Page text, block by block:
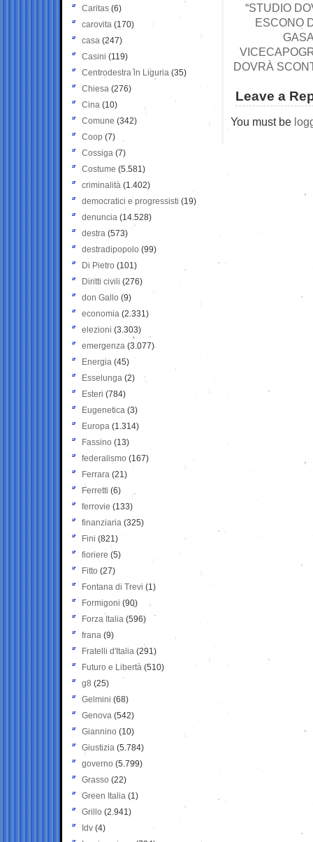
“STUDIO
ESCONO
DOVRÀ
Leave a
You must be
Caritas (6)
carovita (170)
casa (247)
Casini (119)
Centrodestra in Liguria (35)
Chiesa (276)
Cina (10)
Comune (342)
Coop (7)
Cossiga (7)
Costume (5.581)
criminalità (1.402)
democratici e progressisti (19)
denuncia (14.528)
destra (573)
destradipopolo (99)
Di Pietro (101)
Diritti civili (276)
don Gallo (9)
economia (2.331)
elezioni (3.303)
emergenza (3.077)
Energia (45)
Esselunga (2)
Esteri (784)
Eugenetica (3)
Europa (1.314)
Fassino (13)
federalismo (167)
Ferrara (21)
Ferretti (6)
ferrovie (133)
finanziaria (325)
Fini (821)
fioriere (5)
Fitto (27)
Fontana di Trevi (1)
Formigoni (90)
Forza Italia (596)
frana (9)
Fratelli d'Italia (291)
Futuro e Libertà (510)
g8 (25)
Gelmini (68)
Genova (542)
Giannino (10)
Giustizia (5.784)
governo (5.799)
Grasso (22)
Green Italia (1)
Grillo (2.941)
Idv (4)